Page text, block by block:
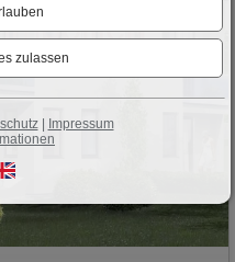
| Impressum